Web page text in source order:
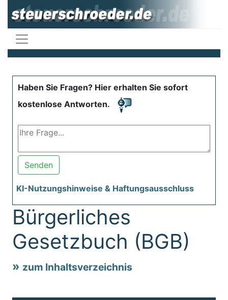
Haben Sie Fragen? Hier erhalten Sie sofort
kostenlose Antworten.
Senden
KI-Nutzungshinweise & Haftungsausschluss
Bürgerliches
Gesetzbuch (BGB)
zum Inhaltsverzeichnis